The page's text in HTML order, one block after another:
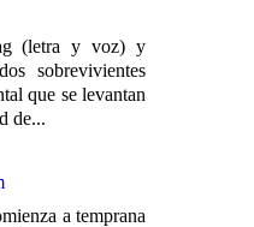
(letra y voz) y
sobrevivientes
que se levantan
de...
a temprana